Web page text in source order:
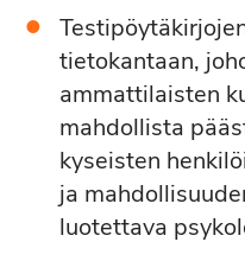
tietokantaan,
ammattilaisten
mahdollista
kyseisten
ja
luotettava